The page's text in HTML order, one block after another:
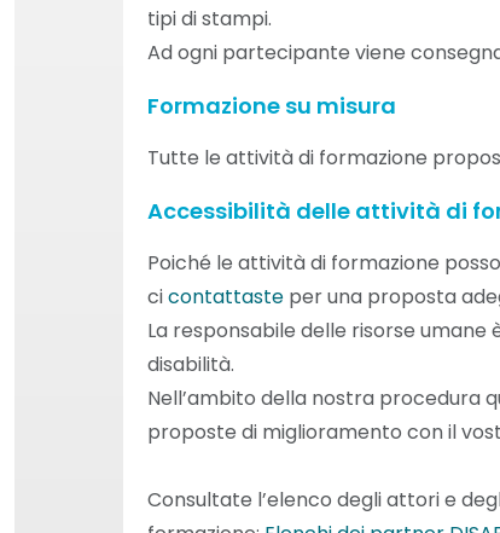
tipi di stampi.
Ad ogni partecipante viene
Formazione su misura
Tutte le attività di formazione
Accessibilità delle attività di
Poiché le attività di formazione
cicontattaste per una proposta
La responsabile delle risorse
disabilità.
Nell’ambito della nostra procedura
proposte di miglioramento con il
Consultate l’elenco degli attori e